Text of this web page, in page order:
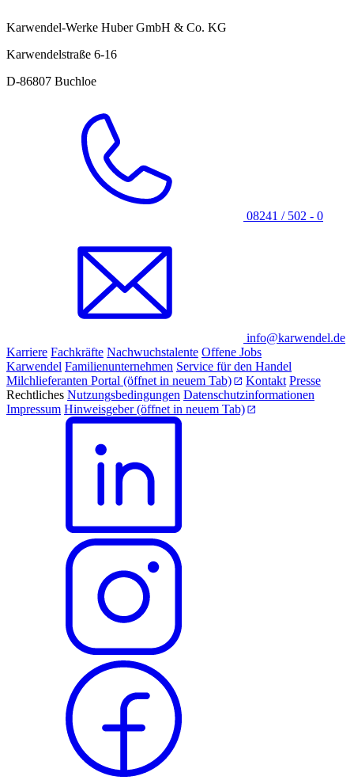
Karwendel-Werke Huber GmbH & Co. KG
Karwendelstraße 6-16
D-86807 Buchloe
08241 / 502 - 0
info@karwendel.de
Karriere Fachkräfte Nachwuchstalente Offene Jobs
Karwendel Familienunternehmen Service für den Handel
Milchlieferanten Portal (öffnet in neuem Tab) Kontakt Presse
Rechtliches Nutzungsbedingungen Datenschutzinformationen
Impressum Hinweisgeber(öffnet in neuem Tab)